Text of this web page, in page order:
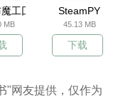
工囗服
MB
SteamPY
45.13 MB
下载
"网友提供，仅作为